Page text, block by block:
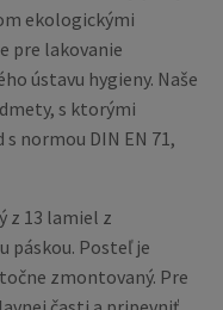
ekologickými
pre lakovanie
ústavu hygieny. Naše
s ktorými
normou DIN EN 71,
z 13 lamiel z
páskou. Posteľ je
zmontovaný. Pre